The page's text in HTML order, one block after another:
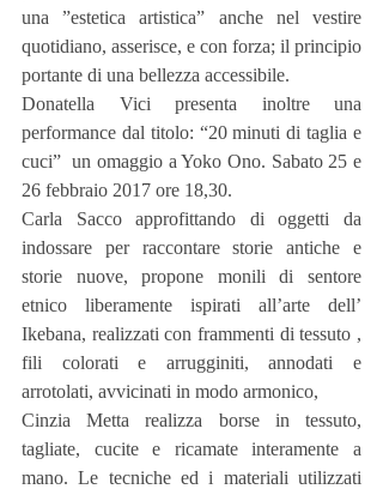
una ”estetica artistica” anche nel vestire
quotidiano, asserisce, e con forza; il principio
portante di una bellezza accessibile.
Donatella Vici presenta inoltre una
performance dal titolo: “20 minuti di taglia e
cuci”  un omaggio a Yoko Ono. Sabato 25 e
26 febbraio 2017 ore 18,30.
Carla Sacco approfittando di oggetti da
indossare per raccontare storie antiche e
storie nuove, propone monili di sentore
etnico liberamente ispirati all’arte dell’
Ikebana, realizzati con frammenti di tessuto ,
fili colorati e arrugginiti, annodati e
arrotolati, avvicinati in modo armonico,
Cinzia Metta realizza borse in tessuto,
tagliate, cucite e ricamate interamente a
mano. Le tecniche ed i materiali utilizzati